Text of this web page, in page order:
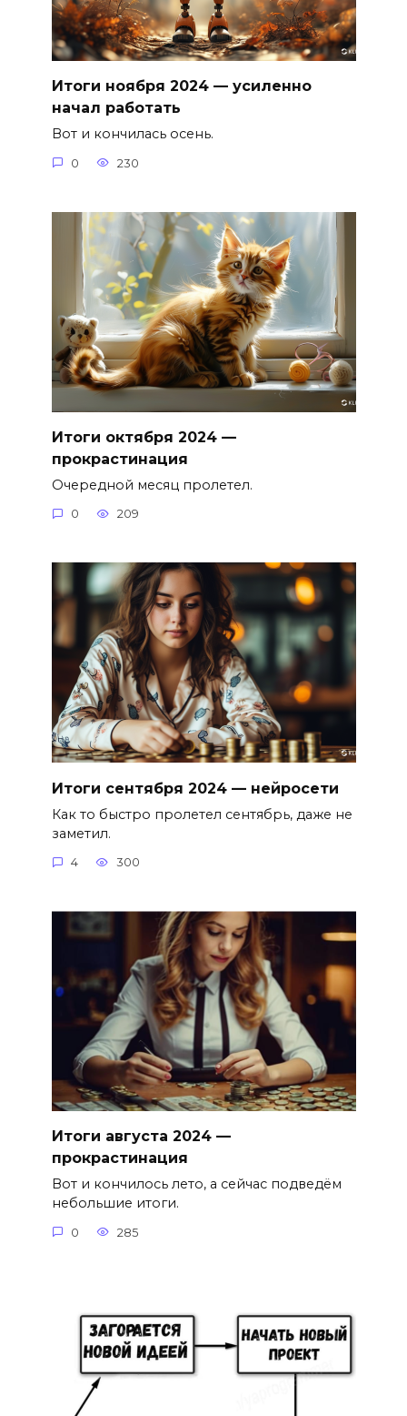
Итоги ноября 2024 — усиленно
начал работать
Вот и кончилась осень.
0 230
Итоги октября 2024 —
прокрастинация
Очередной месяц пролетел.
0 209
Итоги сентября 2024 — нейросети
Как то быстро пролетел сентябрь, даже не
заметил.
4 300
Итоги августа 2024 —
прокрастинация
Вот и кончилось лето, а сейчас подведём
небольшие итоги.
0 285